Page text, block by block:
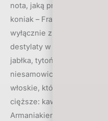
nota, jaką przyznałem na
koniak – François Voyer
wyłącznie z regionu
destylaty w wieku 70-80
jabłka, tytoń, skóra,
niesamowicie delikatny,
włoskie, które w finiszu
cięższe: kawa i herbata,
Armaniakiem marca został